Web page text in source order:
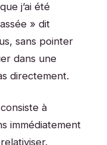
j’ai été
» dit
sans pointer
dans une
directement.
à
immédiatement